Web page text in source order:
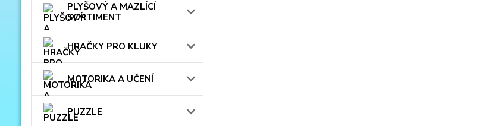
PLYŠOVÝ A MAZLÍCÍ
SORTIMENT
HRAČKY PRO KLUKY
MOTORIKA A UČENÍ
PUZZLE